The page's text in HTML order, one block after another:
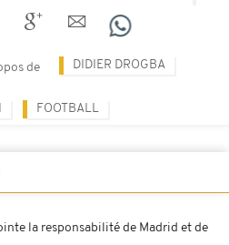
de DIDIER DROGBA
FOOTBALL
la responsabilité de Madrid et de